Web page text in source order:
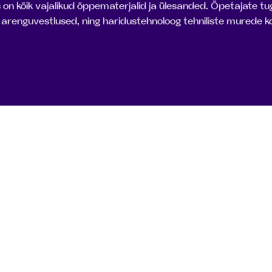
kõik vajalikud õppematerjalid ja ülesanded. Õpetajate
ning haridustehnoloog tehniliste murede